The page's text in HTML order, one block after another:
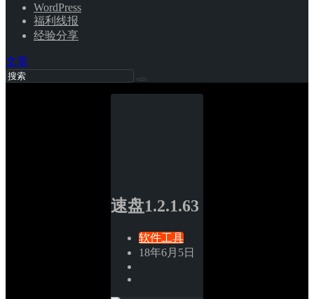
WordPress
福利线报
经验分享
文章
速盘1.2.1.63
软件工具
18年6月5日